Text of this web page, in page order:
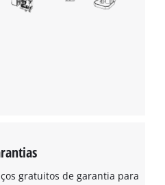
gratuitos de garantia para